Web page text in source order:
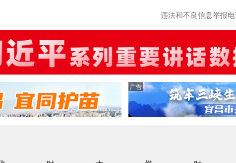
违法和不良信息举报
广告